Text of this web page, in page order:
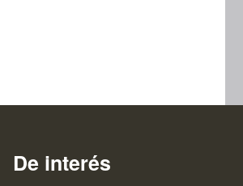
De interés